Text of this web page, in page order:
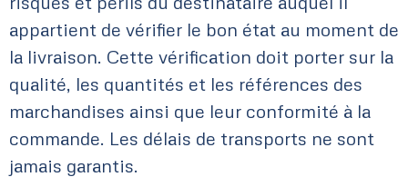
appartient de vérifier le bon état au moment de
la livraison. Cette vérification doit porter sur la
qualité, les quantités et les références des
marchandises ainsi que leur conformité à la
commande. Les délais de transports ne sont
jamais garantis.